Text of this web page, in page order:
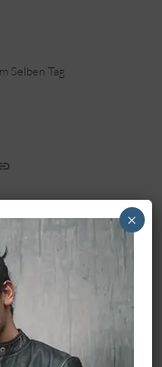
Selben Tag
Outfit eine
kombinierbar.
verschiedene
×